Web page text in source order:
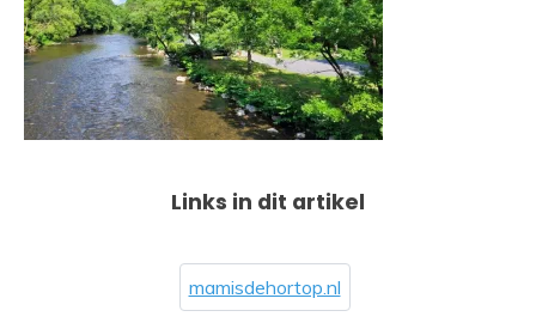
Links in dit artikel
mamisdehortop.nl